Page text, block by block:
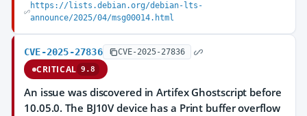
https://lists.debian.org/debian-lts-
announce/2025/04/msg00014.html
CVE-2025-27836 CVE-2025-27836
CRITICAL 9.8
An issue was discovered in Artifex Ghostscript before
10.05.0. The BJ10V device has a Print buffer overflow